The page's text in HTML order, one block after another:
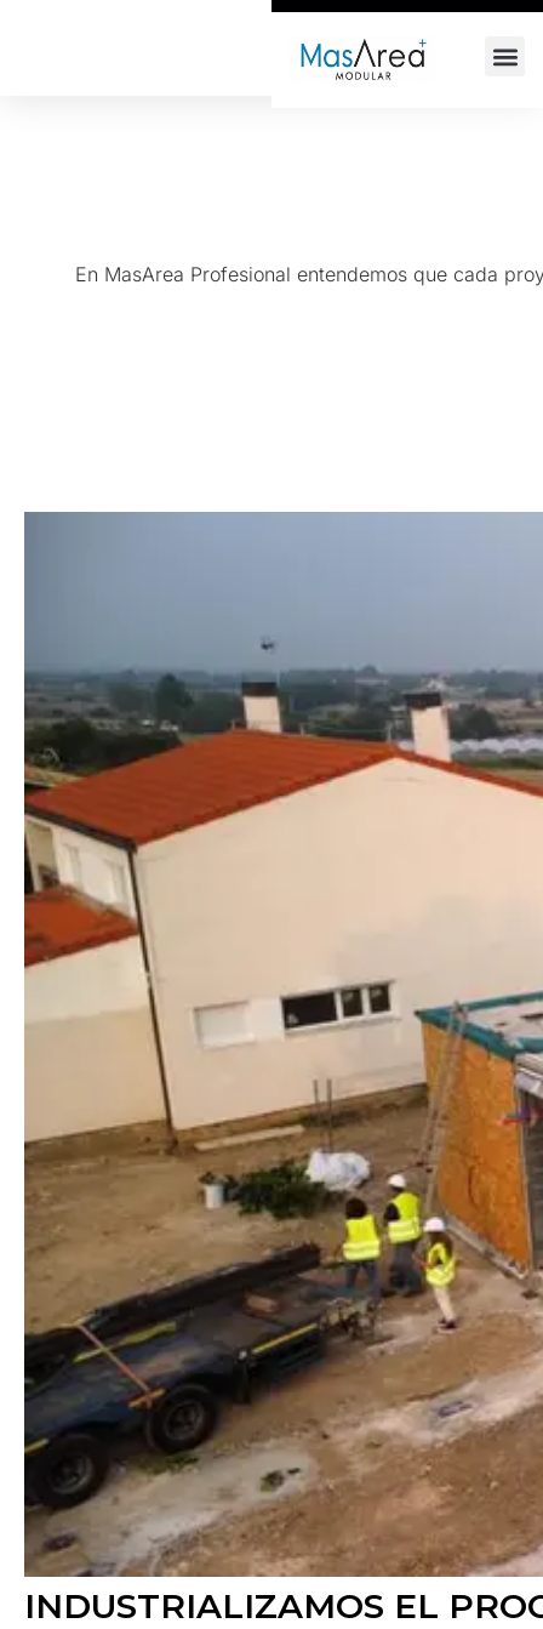
info@masarea.com
En MasArea Profesional entendemos que cada
INDUSTRIALIZAMOS EL